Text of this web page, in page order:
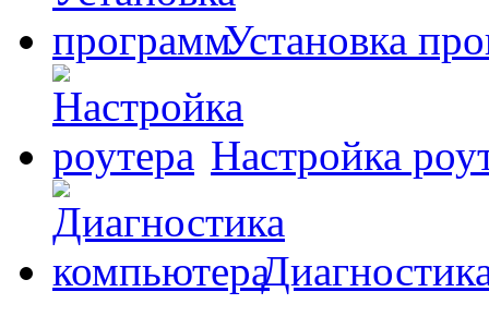
Установка
Настройка